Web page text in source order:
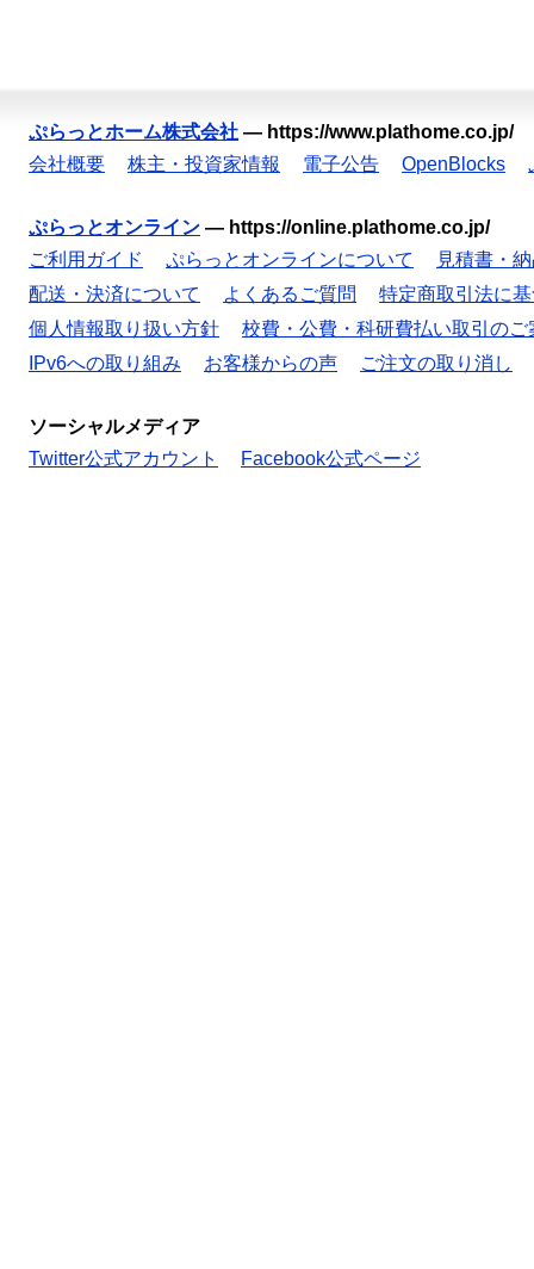
ぷらっとホーム株式会社 — https://www.plathome.co.jp/
会社概要
株主・投資家情報 電子公告 OpenBlocks
ぷらっとオンライン — https://online.plathome.co.jp/
ご利用ガイド
ぷらっとオンラインについて
見積書・
配送・決済について
よくあるご質問
特定商取引法に
個人情報取り扱い方針
校費・公費・科研費払い取引のご
IPv6への取り組み
お客様からの声 ご注文の取り消し
ソーシャルメディア
Twitter公式アカウント
Facebook公式ページ